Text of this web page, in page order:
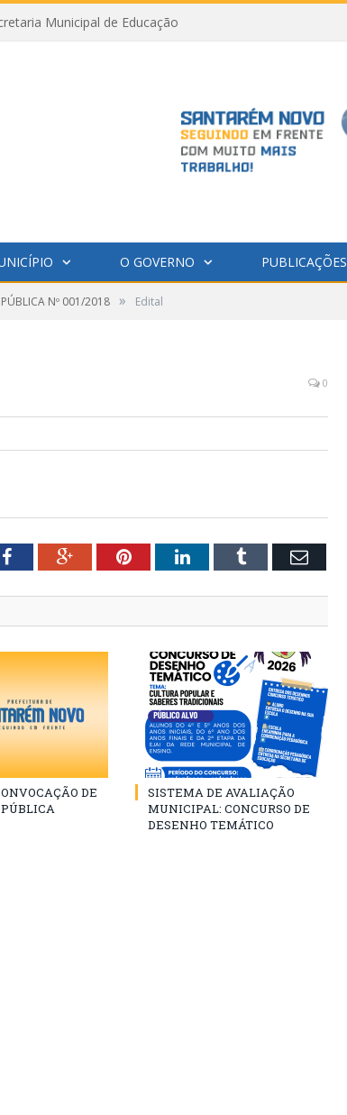
Municipal de Educação
O GOVERNO PUBLICAÇÕES
Nº 001/2018 » Edital
0
FacebookGoogle+PinterestLinkedInTumblr Email
DE
SISTEMA DE AVALIAÇÃO
MUNICIPAL: CONCURSO DE
DESENHO TEMÁTICO